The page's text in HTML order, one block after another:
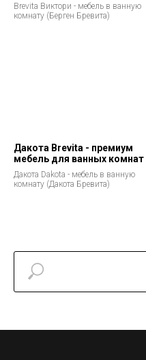
Brevita Виктори - мебель в ванную
комнату (Берген Бревита)
Дакота Brevita - премиум
мебель для ванных комнат
Дакота Dakota - мебель в ванную
комнату (Дакота Бревита)